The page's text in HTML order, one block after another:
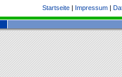
Startseite| Impressum|